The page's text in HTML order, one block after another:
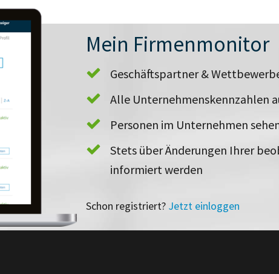
Mein Firmenmonitor
Geschäftspartner &
Alle Unternehmenskennzahlen
Personen im Unternehmen
Stets über Änderungen Ihrer
informiert werden
Schon registriert? Jetzt einloggen